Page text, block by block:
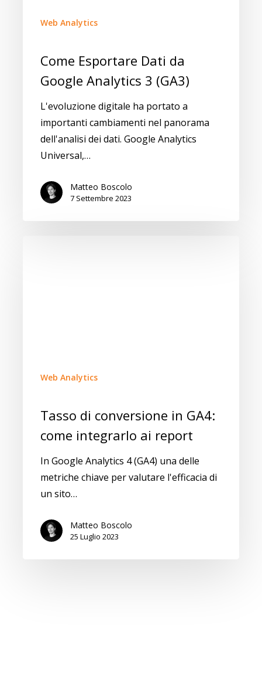
Web Analytics
Come Esportare Dati da
Google Analytics 3 (GA3)
L'evoluzione digitale ha portato a
importanti cambiamenti nel panorama
dell'analisi dei dati. Google Analytics
Universal,…
Matteo Boscolo
7 Settembre 2023
Web Analytics
Tasso di conversione in GA4:
come integrarlo ai report
In Google Analytics 4 (GA4) una delle
metriche chiave per valutare l'efficacia di
un sito…
Matteo Boscolo
25 Luglio 2023